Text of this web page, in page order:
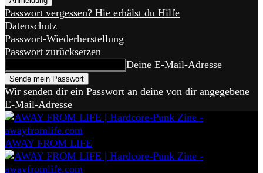
Passwort vergessen? Hie erhälst du Hilfe
Datenschutz
Passwort-Wiederherstellung
Passwort zurücksetzen
Deine E-Mail-Adresse
Wir senden dir ein Passwort an deine von dir angegebene
E-Mail-Adresse
AWAY FROM LIFE